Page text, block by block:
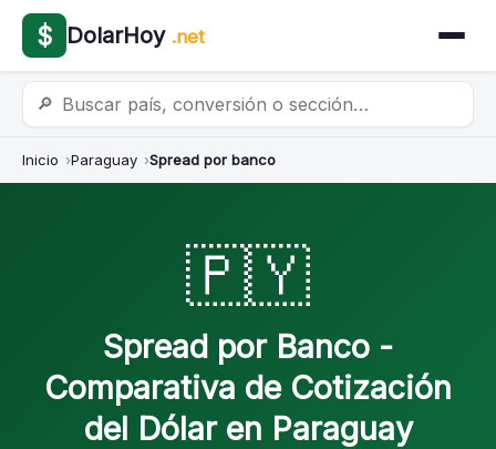
$ DolarHoy .net
🔎
Inicio Paraguay Spread por banco
🇵🇾
Spread por Banco -
Comparativa de Cotización
del Dólar en Paraguay